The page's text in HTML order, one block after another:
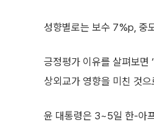
성향별로는 보수 7%p, 중
긍정평가 이유를 살펴보면
상외교가 영향을 미친 것
윤 대통령은 3~5일 한-아